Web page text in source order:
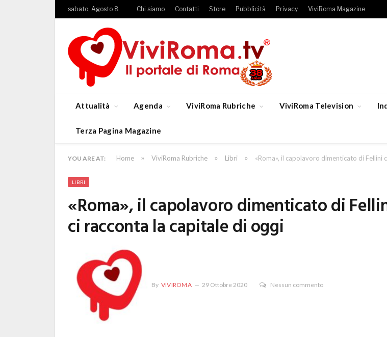
sabato, Agosto 8 Chi siamo Contatti Store Pubblicità Privacy ViviRoma Magazine
Attualità Agenda ViviRoma Rubriche ViviRoma Television
Terza Pagina Magazine
YOU ARE AT: Home » ViviRoma Rubriche » Libri » «Roma», il capolavoro dimenticato di Fellini
LIBRI
«Roma», il capolavoro dimenticato di
ci racconta la capitale di oggi
By VIVIROMA 29 Ottobre 2020 Nessun commento